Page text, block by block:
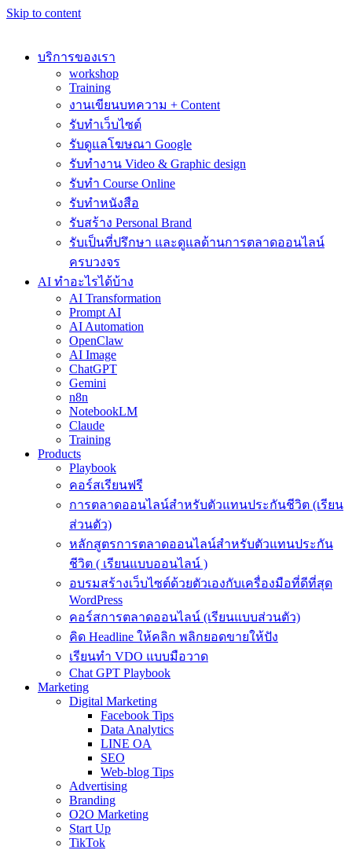
Skip to content
บริการของเรา
workshop
Training
งานเขียนบทความ + Content
รับทำเว็บไซต์
รับดูแลโฆษณา Google
รับทำงาน Video & Graphic design
รับทำ Course Online
รับทำหนังสือ
รับสร้าง Personal Brand
รับเป็นที่ปรึกษา และดูแลด้านการตลาดออนไลน์
ครบวงจร
AI ทำอะไรได้บ้าง
AI Transformation
Prompt AI
AI Automation
OpenClaw
AI Image
ChatGPT
Gemini
n8n
NotebookLM
Claude
Training
Products
Playbook
คอร์สเรียนฟรี
การตลาดออนไลน์สำหรับตัวแทนประกันชีวิต (เรียน
ส่วนตัว)
หลักสูตรการตลาดออนไลน์สำหรับตัวแทนประกัน
ชีวิต ( เรียนแบบออนไลน์ )
อบรมสร้างเว็บไซต์ด้วยตัวเองกับเครื่องมือที่ดีที่สุด
WordPress
คอร์สการตลาดออนไลน์ (เรียนแบบส่วนตัว)
คิด Headline ให้คลิก พลิกยอดขายให้ปัง
เรียนทำ VDO แบบมือวาด
Chat GPT Playbook
Marketing
Digital Marketing
Facebook Tips
Data Analytics
LINE OA
SEO
Web-blog Tips
Advertising
Branding
O2O Marketing
Start Up
TikTok